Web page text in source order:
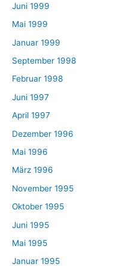
Juni 1999
Mai 1999
Januar 1999
September 1998
Februar 1998
Juni 1997
April 1997
Dezember 1996
Mai 1996
März 1996
November 1995
Oktober 1995
Juni 1995
Mai 1995
Januar 1995